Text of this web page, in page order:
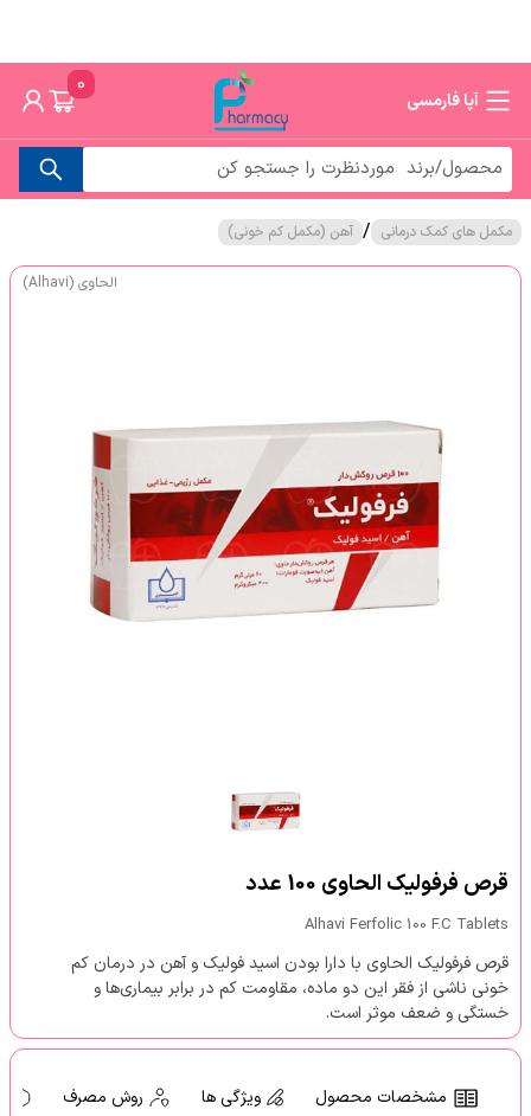
آپا فارمسی
0
مکمل های کمک درمانی / آهن (مکمل کم خونی)
الحاوی (Alhavi)
قرص فرفولیک الحاوی 100 عدد
Alhavi Ferfolic 100 F.C Tablets
قرص فرفولیک الحاوی با دارا بودن اسید فولیک و آهن در درمان کم
خونی ناشی از فقر این دو ماده، مقاومت کم در برابر بیماری‌ها و
خستگی و ضعف موثر است.
مشخصات محصول ویژگی ها روش مصرف